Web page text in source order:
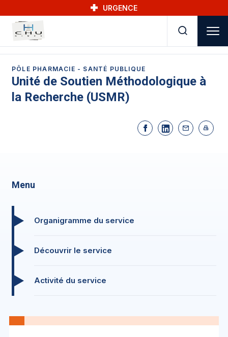
URGENCE
PÔLE PHARMACIE - SANTÉ PUBLIQUE
Unité de Soutien Méthodologique à
la Recherche (USMR)
Menu
Organigramme du service
Découvrir le service
Activité du service